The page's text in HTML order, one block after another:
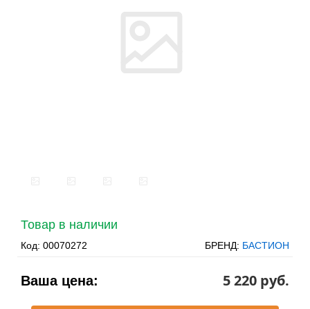
Товар в наличии
Код: 00070272 БРЕНД: БАСТИОН
Ваша цена: 5 220 pуб.